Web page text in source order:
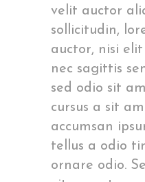
velit auctor
sollicitudin,
auctor, nisi
nec sagittis
sed odio sit
cursus a sit
accumsan
tellus a odio
ornare odio.